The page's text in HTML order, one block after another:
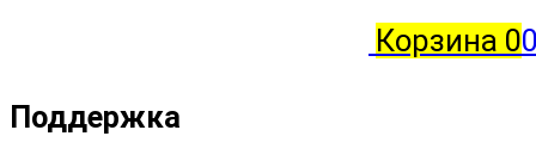
Корзина 0
Поддержка